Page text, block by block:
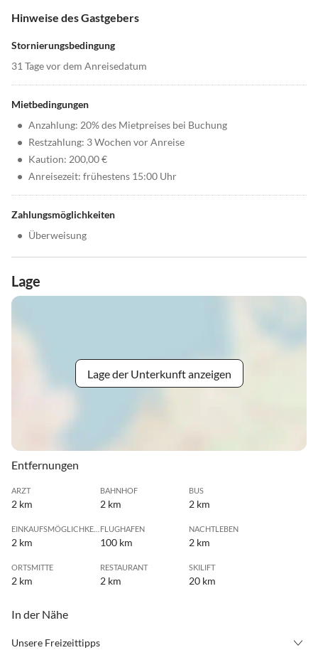
Hinweise des Gastgebers
Stornierungsbedingung
31 Tage vor dem Anreisedatum
Mietbedingungen
• Anzahlung: 20% des Mietpreises bei Buchung
• Restzahlung: 3 Wochen vor Anreise
• Kaution: 200,00 €
• Anreisezeit: frühestens 15:00 Uhr
Zahlungsmöglichkeiten
• Überweisung
Lage
Lage der Unterkunft anzeigen
Entfernungen
ARZT
2 km
BAHNHOF
2 km
BUS
2 km
2 km
FLUGHAFEN
100 km
NACHTLEBEN
2 km
ORTSMITTE
2 km
RESTAURANT
2 km
SKILIFT
20 km
In der Nähe
Unsere Freizeittipps